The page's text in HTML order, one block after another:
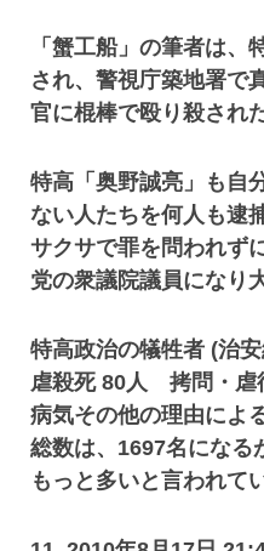
「蟹工船」の筆者は、
され、警視庁築地署で
官に棍棒で殴り殺され
特高「奥野誠亮」も自
ない人たちを何人も逮
サクサで罪を問われず
党の衆議院議員になり
特高政治の犠牲者 (治
虐殺死 80人 拷問・虐
病気その他の理由に
総数は、1697名になる
もっと多いと言われて